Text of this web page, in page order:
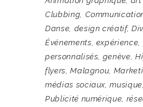
Clubbing
Danse design créatif,
Événements expérience
personnalisés genève
flyers ,Malagnou
médias sociaux ,musique
Publicité numérique